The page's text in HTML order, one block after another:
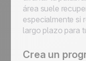
área suele
especialmente si
largo plazo para
Crea un